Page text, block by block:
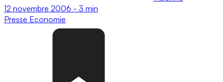
12 novembre 2006 - 3 min
Presse Economie